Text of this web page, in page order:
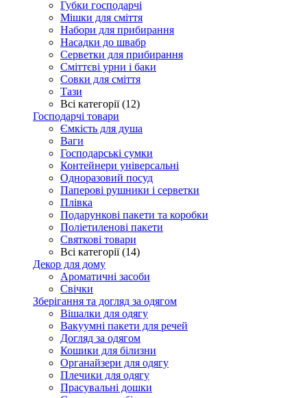
Губки господарчі
Мішки для сміття
Набори для прибирання
Насадки до швабр
Серветки для прибирання
Сміттєві урни і баки
Совки для сміття
Тази
Всі категорії (12)
Господарчі товари
Ємкість для душа
Ваги
Господарські сумки
Контейнери універсальні
Одноразовий посуд
Паперові рушники і серветки
Плівка
Подарункові пакети та коробки
Поліетиленові пакети
Святкові товари
Всі категорії (14)
Декор для дому
Ароматичні засоби
Свічки
Зберігання та догляд за одягом
Вішалки для одягу
Вакуумні пакети для речей
Догляд за одягом
Кошики для білизни
Органайзери для одягу
Плечики для одягу
Прасувальні дошки